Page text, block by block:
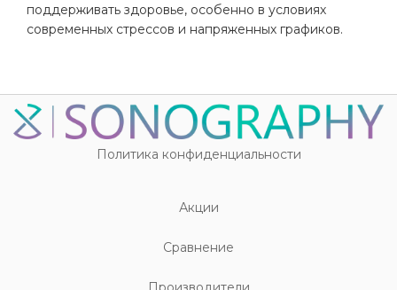
поддерживать здоровье, особенно в условиях
современных стрессов и напряженных графиков.
Политика конфиденциальности
Акции
Cравнение